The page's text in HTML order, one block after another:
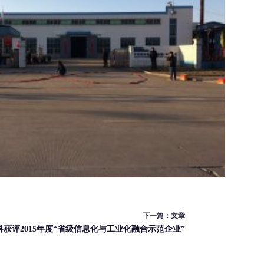
下一篇： 文章
获评2015年度“省级信息化与工业化融合示范企业”